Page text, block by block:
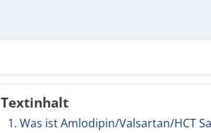
Textinhalt
1. Was ist Amlodipin/Valsartan/HCT